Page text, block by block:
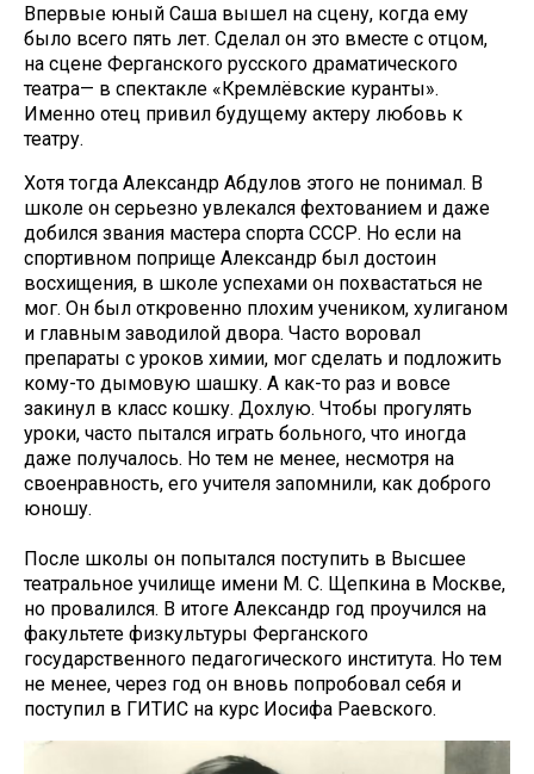
Впервые юный Саша вышел на сцену, когда ему
было всего пять лет. Сделал он это вместе с отцом,
на сцене Ферганского русского драматического
театра— в спектакле «Кремлёвские куранты».
Именно отец привил будущему актеру любовь к
театру.
Хотя тогда Александр Абдулов этого не понимал. В
школе он серьезно увлекался фехтованием и даже
добился звания мастера спорта СССР. Но если на
спортивном поприще Александр был достоин
восхищения, в школе успехами он похвастаться не
мог. Он был откровенно плохим учеником, хулиганом
и главным заводилой двора. Часто воровал
препараты с уроков химии, мог сделать и подложить
кому-то дымовую шашку. А как-то раз и вовсе
закинул в класс кошку. Дохлую. Чтобы прогулять
уроки, часто пытался играть больного, что иногда
даже получалось. Но тем не менее, несмотря на
своенравность, его учителя запомнили, как доброго
юношу.
После школы он попытался поступить в Высшее
театральное училище имени М. С. Щепкина в Москве,
но провалился. В итоге Александр год проучился на
факультете физкультуры Ферганского
государственного педагогического института. Но тем
не менее, через год он вновь попробовал себя и
поступил в ГИТИС на курс Иосифа Раевского.